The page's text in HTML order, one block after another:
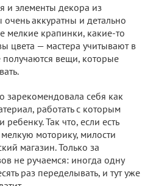
и элементы декора из
аккуратны и детально
мелкие крапинки, какие-то
цвета — мастера учитывают в
получаются вещи, которые
зарекомендовала себя как
работать с которым
Так что, если есть
моторику, милости
магазин. Только за
не ручаемся: иногда одну
раз переделывать, и тут уже